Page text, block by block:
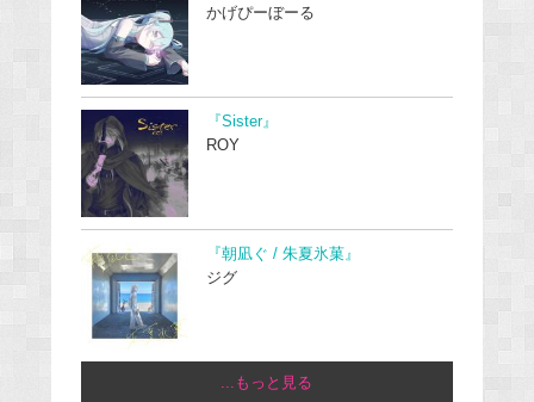
かげぴーぼーる
『Sister』
ROY
『朝凪ぐ / 朱夏氷菓』
ジグ
...もっと見る